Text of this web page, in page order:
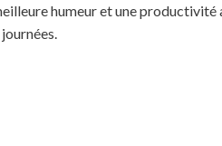
humeur et une